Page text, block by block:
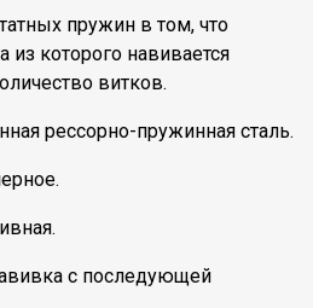
пружин в том, что
из которого навивается
витков.
рессорно-пружинная сталь.
с последующей